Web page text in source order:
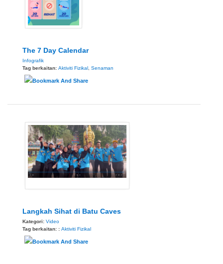
The 7 Day Calendar
Infografik
Tag berkaitan: Aktiviti Fizikal Senaman
Langkah Sihat di Batu Caves
Kategori: Video
Tag berkaitan: : Aktiviti Fizikal